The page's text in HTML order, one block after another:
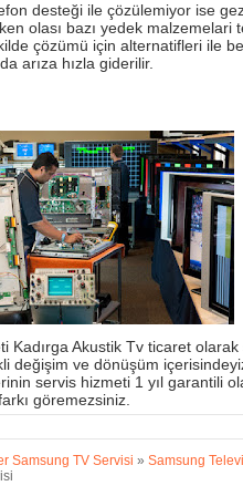
desteği ile çözülemiyor ise
olası bazı yedek
çözümü için alternatifleri ile
arıza hızla giderilir.
Kadırga Akustik Tv ticaret
değişim ve dönüşüm
servis hizmeti 1 yıl garantili
göremezsiniz.
Samsung TV Servisi » Samsung